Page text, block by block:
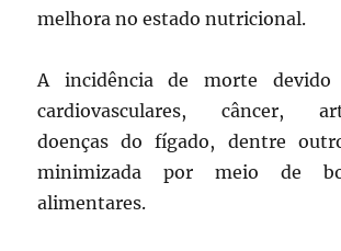
melhora no estado nutricional.
A incidência de morte devido
cardiovasculares, câncer,
doenças do fígado, dentre
minimizada por meio de
alimentares.